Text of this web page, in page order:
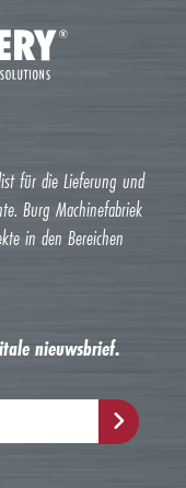
für die Lieferung und
Burg Machinefabriek
in den Bereichen
nieuwsbrief.